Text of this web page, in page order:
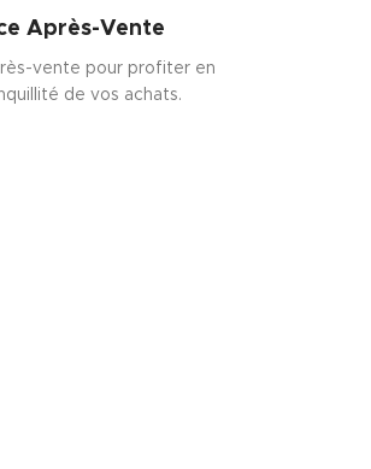
Après-Vente
vente pour profiter en
de vos achats.